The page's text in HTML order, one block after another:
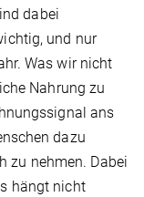
dabei
und nur
Was wir nicht
Nahrung zu
ans
dazu
zu nehmen. Dabei
hängt nicht